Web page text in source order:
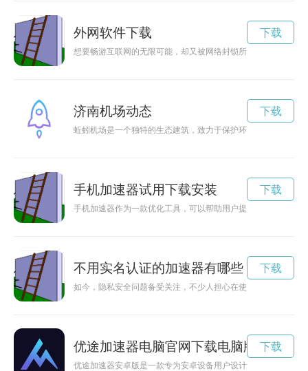
外网软件下载
想要畅游互联网的无限可能，却又被网络封锁所限制？不用担
下载
济南机场动态
蚯蚓机场是一个独特的生态建筑，致力于保护环境和生物多样
下载
手机加速器试用下载安装
手机加速器作为一款优化工具，可以帮助用户提升手机的运行
下载
不用实名认证的加速器有哪些
如今，隐私安全问题备受关注，不少人担心在使用加速器时需
下载
优途加速器电脑官网下载电脑版最新
优途加速器安卓版是一款专为安卓设备用户设计的网络加速工
下载